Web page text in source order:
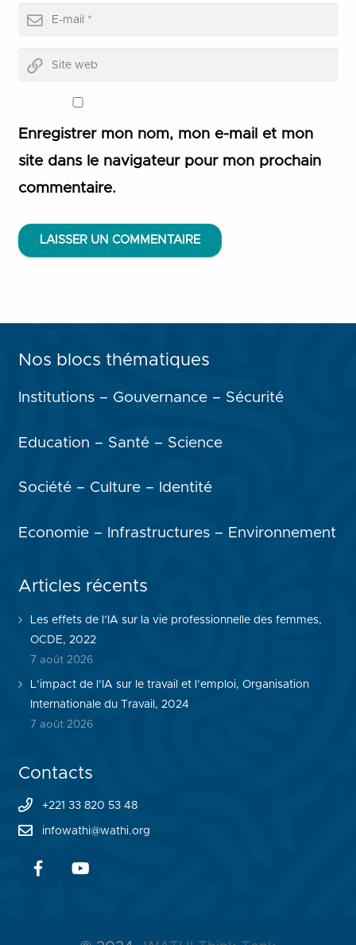
Enregistrer mon nom, mon e-mail et mon
site dans le navigateur pour mon prochain
commentaire.
LAISSER UN COMMENTAIRE
Nos blocs thématiques
Institutions – Gouvernance – Sécurité
Education – Santé – Science
Société – Culture – Identité
Economie – Infrastructures – Environnement
Articles récents
Les effets de l’IA sur la vie professionnelle des femmes,
OCDE, 2022
7 août 2026
L’impact de l’IA sur le travail et l’emploi, Organisation
Internationale du Travail, 2024
7 août 2026
Contacts
+221 33 820 53 48
infowathi@wathi.org